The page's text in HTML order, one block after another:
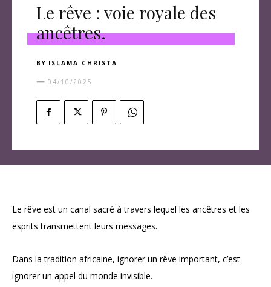
Le rêve : voie royale des
ancêtres.
BY ISLAMA CHRISTA
04/10/2025
Le rêve est un canal sacré à travers lequel les ancêtres et les
esprits transmettent leurs messages.
Dans la tradition africaine, ignorer un rêve important, c’est
ignorer un appel du monde invisible.